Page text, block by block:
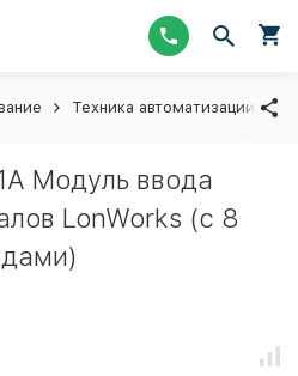
Техника автоматизации
Модуль ввода
LonWorks (с 8